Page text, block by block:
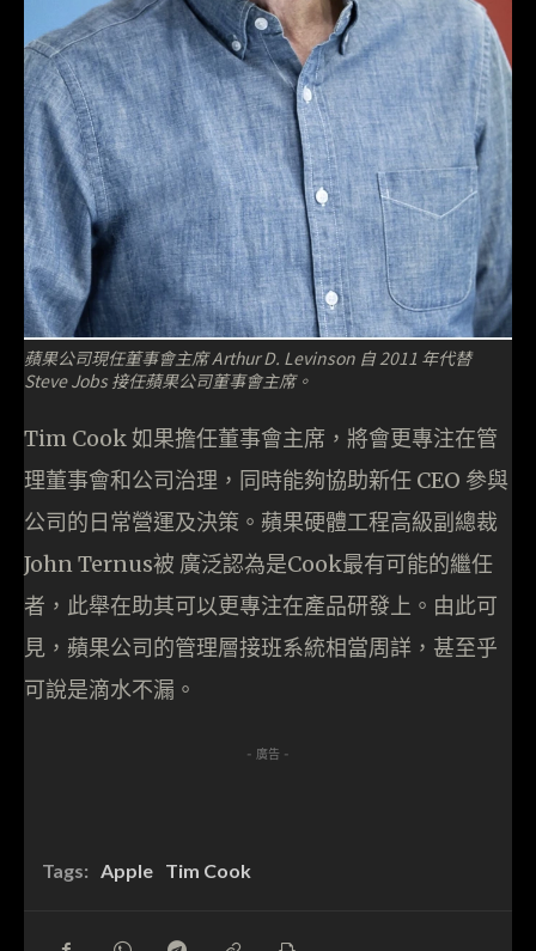
蘋果公司現任董事會主席 Arthur D. Levinson 自 2011 年代替
Steve Jobs 接任蘋果公司董事會主席。
Tim Cook 如果擔任董事會主席，將會更專注在管
理董事會和公司治理，同時能夠協助新任 CEO 參與
公司的日常營運及決策。蘋果硬體工程高級副總裁
John Ternus被 廣泛認為是Cook最有可能的繼任
者，此舉在助其可以更專注在產品研發上。由此可
見，蘋果公司的管理層接班系統相當周詳，甚至乎
可說是滴水不漏。
- 廣告 -
Tags: Apple Tim Cook